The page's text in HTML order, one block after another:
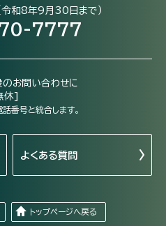
令和8年9月30日まで）
7777
のお問い合わせに
休]
番号と統合します。
よくある質問
トップページへ戻る